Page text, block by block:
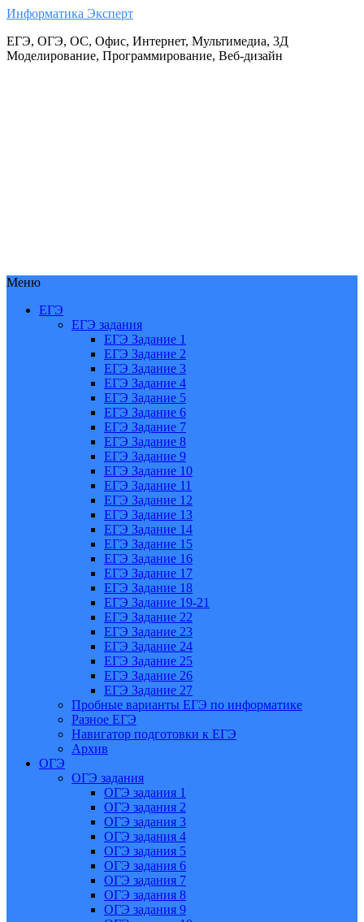
Информатика Эксперт
ЕГЭ, ОГЭ, ОС, Офис, Интернет, Мультимедиа, 3Д
Моделирование, Программирование, Веб-дизайн
Меню
ЕГЭ
ЕГЭ задания
ЕГЭ Задание 1
ЕГЭ Задание 2
ЕГЭ Задание 3
ЕГЭ Задание 4
ЕГЭ Задание 5
ЕГЭ Задание 6
ЕГЭ Задание 7
ЕГЭ Задание 8
ЕГЭ Задание 9
ЕГЭ Задание 10
ЕГЭ Задание 11
ЕГЭ Задание 12
ЕГЭ Задание 13
ЕГЭ Задание 14
ЕГЭ Задание 15
ЕГЭ Задание 16
ЕГЭ Задание 17
ЕГЭ Задание 18
ЕГЭ Задание 19-21
ЕГЭ Задание 22
ЕГЭ Задание 23
ЕГЭ Задание 24
ЕГЭ Задание 25
ЕГЭ Задание 26
ЕГЭ Задание 27
Пробные варианты ЕГЭ по информатике
Разное ЕГЭ
Навигатор подготовки к ЕГЭ
Архив
ОГЭ
ОГЭ задания
ОГЭ задания 1
ОГЭ задания 2
ОГЭ задания 3
ОГЭ задания 4
ОГЭ задания 5
ОГЭ задания 6
ОГЭ задания 7
ОГЭ задания 8
ОГЭ задания 9